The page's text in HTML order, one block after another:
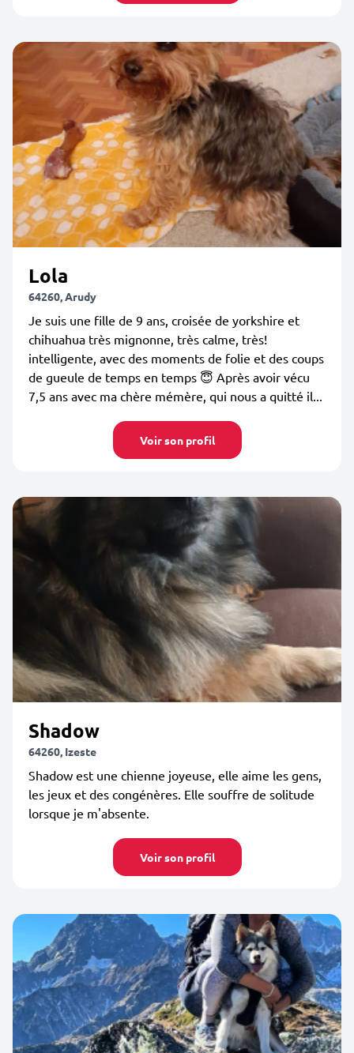
Lola
64260, Arudy
Je suis une fille de 9 ans, croisée de yorkshire et
chihuahua très mignonne, très calme, très!
intelligente, avec des moments de folie et des coups
de gueule de temps en temps 😇 Après avoir vécu
7,5 ans avec ma chère mémère, qui nous a quitté il...
Voir son profil
Shadow
64260, Izeste
Shadow est une chienne joyeuse, elle aime les gens,
les jeux et des congénères. Elle souffre de solitude
lorsque je m'absente.
Voir son profil